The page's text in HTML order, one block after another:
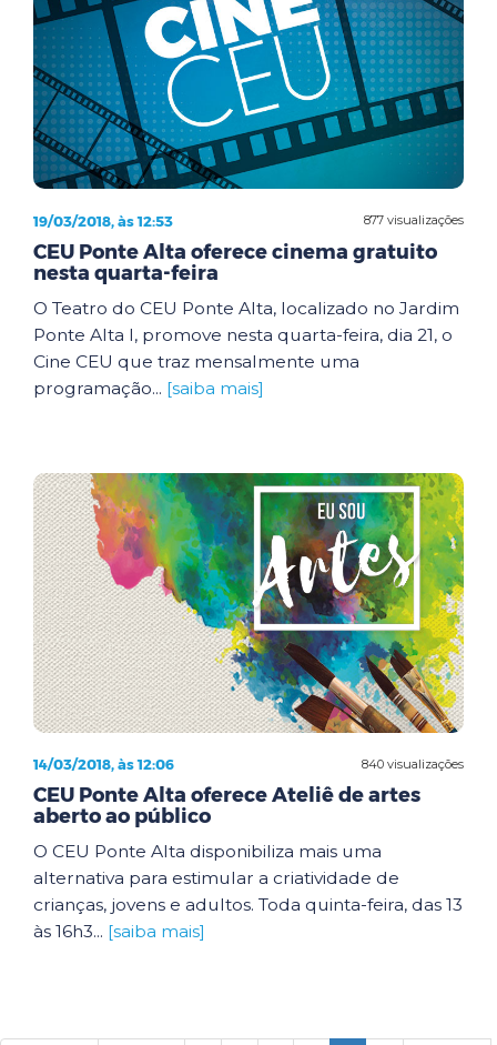
877 visualizações
19/03/2018, às 12:53
CEU Ponte Alta oferece cinema gratuito
nesta quarta-feira
O Teatro do CEU Ponte Alta, localizado no Jardim
Ponte Alta I, promove nesta quarta-feira, dia 21, o
Cine CEU que traz mensalmente uma
programação... [saiba mais]
840 visualizações
14/03/2018, às 12:06
CEU Ponte Alta oferece Ateliê de artes
aberto ao público
O CEU Ponte Alta disponibiliza mais uma
alternativa para estimular a criatividade de
crianças, jovens e adultos. Toda quinta-feira, das 13
às 16h3... [saiba mais]